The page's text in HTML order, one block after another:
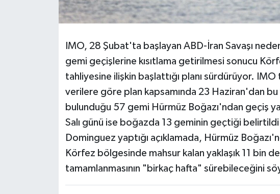
IMO, 28 Şubat'ta başlayan ABD-İran Savaşı
gemi geçişlerine kısıtlama getirilmesi sonucu
tahliyesine ilişkin başlattığı planı sürdürüyor. IMO
verilere göre plan kapsamında 23 Haziran'dan bu
bulunduğu 57 gemi Hürmüz Boğazı'ndan geçiş
Salı günü ise boğazda 13 geminin geçtiği
Dominguez yaptığı açıklamada, Hürmüz
Körfez bölgesinde mahsur kalan yaklaşık 11 bin
tamamlanmasının "birkaç hafta" sürebileceğini
RESMİ İLAN
MAGAZİN